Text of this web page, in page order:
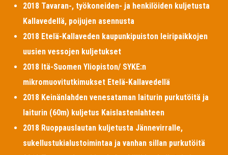
2018 Tavaran-, työkoneiden- ja henkilöiden kuljetusta
Kallavedellä, poijujen asennusta
2018 Etelä-Kallaveden kaupunkipuiston leiripaikkojen
uusien vessojen kuljetukset
2018 Itä-Suomen Yliopiston/ SYKE:n
mikromuovitutkimukset Etelä-Kallavedellä
2018 Keinänlahden venesataman laiturin purkutöitä ja
laiturin (60m) kuljetus Kaislastenlahteen
2018 Ruoppauslautan kuljetusta Jännevirralle,
sukellustukialustoimintaa ja vanhan sillan purkutöitä